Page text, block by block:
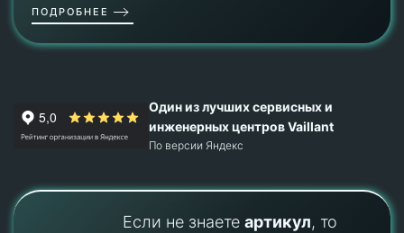
ПОДРОБНЕЕ
Один из лучших сервисных и
инженерных центров Vaillant
По версии Яндекс
Если не знаете артикул, то